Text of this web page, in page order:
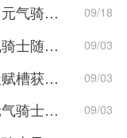
元气骑士纯粹试炼之地怎么挑战 元气骑士纯粹试炼之地玩法攻略 09/18
元气骑士随从配件使用方法 元气骑士随从玩法攻略 09/03
元气骑士天赋收益介绍 元气骑天赋槽获取方法 09/03
元气骑士太古模式武器选什么 元气骑士太古模式玩法攻略 09/03